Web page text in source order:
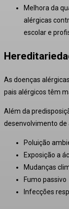
Melhora da
alérgicas
escolar e
As doenças
pais alérgicos têm
Além da
desenvolvimento de
Poluição
Exposição a
Mudanças
Fumo passivo
Infecções